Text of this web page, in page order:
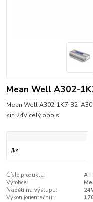
Mean Well A302-
Mean Well A302-1K7-B2
sin 24Vcelý popis
/ks
Číslo produktu:
Výrobce:
Napětí na výstupu:
Výkon (orientační):